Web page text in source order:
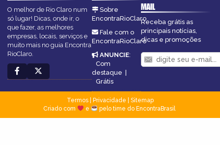
O melhor de Rio Claro num
só lugar! Dicas, onde ir, o
que fazer, as melhores
empresas, locais, serviços e
muito mais no guia Encontra
RioClaro.
Sobre
EncontraRioClaro
Fale com o
EncontraRioClaro
ANUNCIE:
Com
destaque |
Grátis
MAIL
Receba grátis as
principais notícias,
dicas e promoções
Termos| Privacidade
Sitemap
Criado com
e pelo time do EncontraBrasil